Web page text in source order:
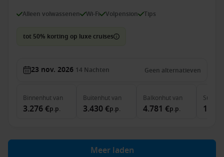
Alleen volwassenen Wi-Fi Volpension Tips
tot 50% korting op luxe cruises
23 nov. 2026 14 Nachten Geen alternatieven
Binnenhutvan
3.276 €p.p.
Buitenhutvan
3.430 €p.p.
Balkonhutvan
4.781 €p.p.
Suite
Meer laden